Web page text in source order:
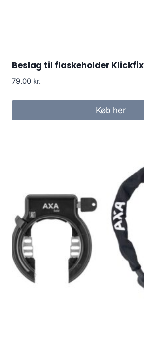
Beslag til flaskeholder Klickfix
79.00 kr.
Køb her